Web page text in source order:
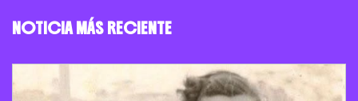
NOTICIA MÁS RECIENTE